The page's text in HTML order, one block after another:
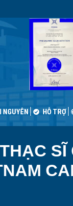
NGUYÊN HỖ TRỢ
SĨ